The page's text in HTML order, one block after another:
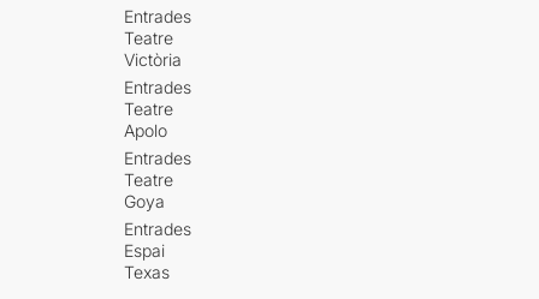
Entrades
Teatre
Victòria
Entrades
Teatre
Apolo
Entrades
Teatre
Goya
Entrades
Espai
Texas